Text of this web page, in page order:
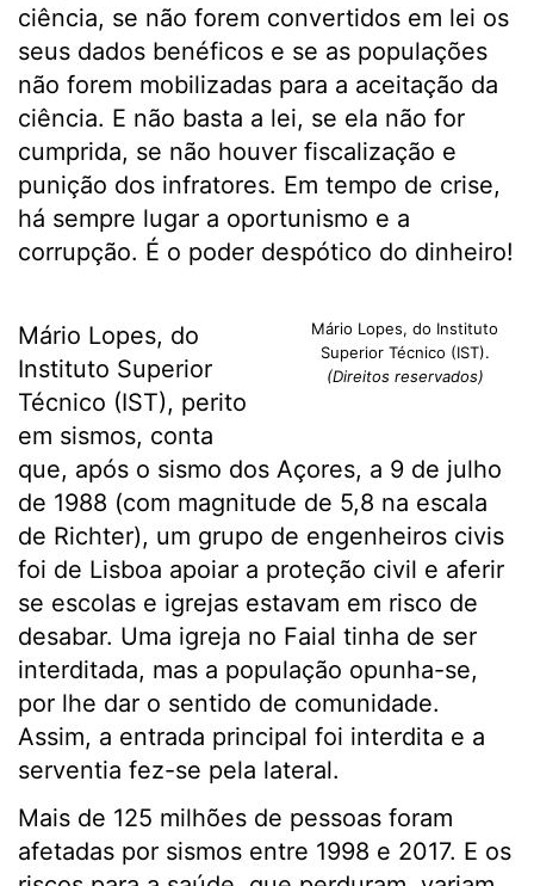
ciência, se não forem convertidos em lei os
seus dados benéficos e se as populações
não forem mobilizadas para a aceitação da
ciência. E não basta a lei, se ela não for
cumprida, se não houver fiscalização e
punição dos infratores. Em tempo de crise,
há sempre lugar a oportunismo e a
corrupção. É o poder despótico do dinheiro!
Mário Lopes, do Instituto
Superior Técnico (IST).
(Direitos reservados)
Mário Lopes, do
Instituto Superior
Técnico (IST), perito
em sismos, conta
que, após o sismo dos Açores, a 9 de julho
de 1988 (com magnitude de 5,8 na escala
de Richter), um grupo de engenheiros civis
foi de Lisboa apoiar a proteção civil e aferir
se escolas e igrejas estavam em risco de
desabar. Uma igreja no Faial tinha de ser
interditada, mas a população opunha-se,
por lhe dar o sentido de comunidade.
Assim, a entrada principal foi interdita e a
serventia fez-se pela lateral.
Mais de 125 milhões de pes­soas foram
afetadas por sismos entre 1998 e 2017. E os